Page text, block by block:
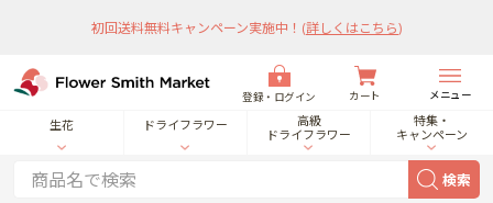
初回送料無料キャンペーン実施中！ (詳しくはこちら)
登録・ログイン カート メニュー
生花 ドライフラワー
高級
ドライフラワー
特集・
キャンペーン
検索